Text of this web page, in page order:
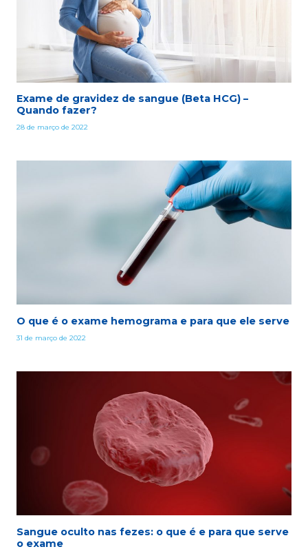
Exame de gravidez de sangue (Beta HCG) –
Quando fazer?
28 de março de 2022
O que é o exame hemograma e para que ele serve
31 de março de 2022
Sangue oculto nas fezes: o que é e para que serve
o exame